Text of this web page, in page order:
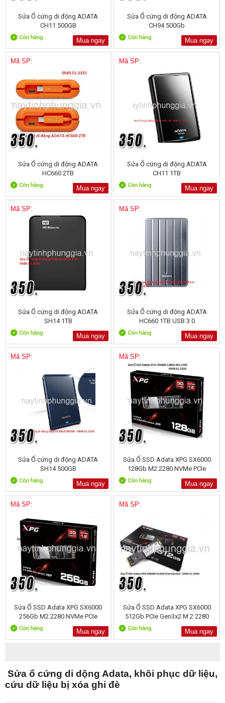
Sửa Ổ cứng di động ADATA
CH11 500GB
Mua ngay
Sửa Ổ cứng di động ADATA
CH94 500Gb
Mua ngay
Mã SP:
Sửa Ổ cứng di động ADATA
HC660 2TB
Mua ngay
Mã SP:
Sửa Ổ cứng di động ADATA
CH11 1TB
Mua ngay
Mã SP:
Sửa Ổ cứng di động ADATA
SH14 1TB
Mua ngay
Mã SP:
Sửa Ổ cứng di động ADATA
HC660 1TB USB 3.0
Mua ngay
Mã SP:
Sửa Ổ cứng di động ADATA
SH14 500GB
Mua ngay
Mã SP:
Sửa Ổ SSD Adata XPG SX6000
128Gb M2.2280 NVMe PCIe
Mua ngay
Mã SP:
Sửa Ổ SSD Adata XPG SX6000
256Gb M2.2280 NVMe PCIe
Mua ngay
Mã SP:
Sửa Ổ SSD Adata XPG SX6000
512Gb PCIe Gen3x2 M.2 2280
Mua ngay
Sửa ổ cứng di dộng Adata, khôi phục dữ liệu,
cứu dữ liệu bị xóa ghi đè